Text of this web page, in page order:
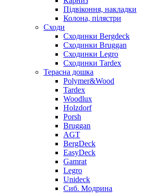
Підвіконня, накладки
Колона, пілястри
Сходи
Сходинки Bergdeck
Сходинки Bruggan
Сходинки Legro
Сходинки Tardex
Терасна дошка
Polymer&Wood
Tardex
Woodlux
Holzdorf
Porsh
Bruggan
AGT
BergDeck
EasyDeck
Gamrat
Legro
Unideck
Сиб. Модрина